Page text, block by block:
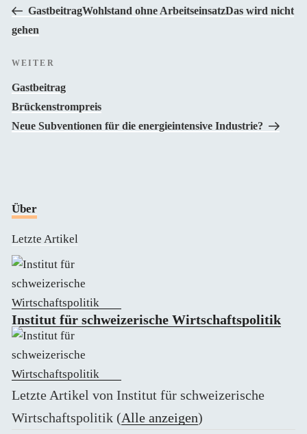
Beitrag
GastbeitragWohlstand ohne ArbeitseinsatzDas wird nicht
gehen
Nächster
Beitrag
WEITER
Gastbeitrag
Brückenstrompreis
Neue Subventionen für die energieintensive Industrie?
Über
Letzte Artikel
Institut für schweizerische Wirtschaftspolitik
Letzte Artikel von Institut für schweizerische
Wirtschaftspolitik (Alle anzeigen)